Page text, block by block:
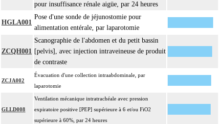
pour insuffisance rénale aigüe, par 24 heures
HGLA001
Pose d'une sonde de jéjunostomie pour
alimentation entérale, par laparotomie
ZCQH001
Scanographie de l'abdomen et du petit bassin
[pelvis], avec injection intraveineuse de produit
de contraste
ZCJA002
Évacuation d'une collection intraabdominale, par
laparotomie
GLLD008
Ventilation mécanique intratrachéale avec pression
expiratoire positive [PEP] supérieure à 6 et/ou FiO2
supérieure à 60%, par 24 heures